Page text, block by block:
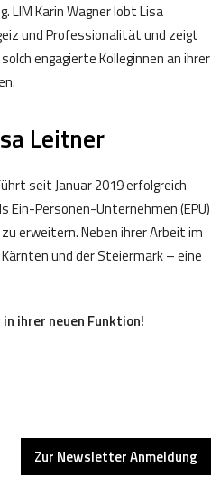
LIM Karin Wagner lobt Lisa
und Professionalität und zeigt
engagierte Kolleginnen an ihrer
Leitner
seit Januar 2019 erfolgreich
Ein-Personen-Unternehmen (EPU)
erweitern. Neben ihrer Arbeit im
und der Steiermark – eine
ihrer neuen Funktion!
Zur Newsletter Anmeldung